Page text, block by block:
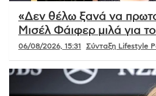
«Δεν θέλω ξανά να
Μισέλ Φάιφερ μιλά για
06/08/2026, 15:31 Σύνταξη Lifestyle